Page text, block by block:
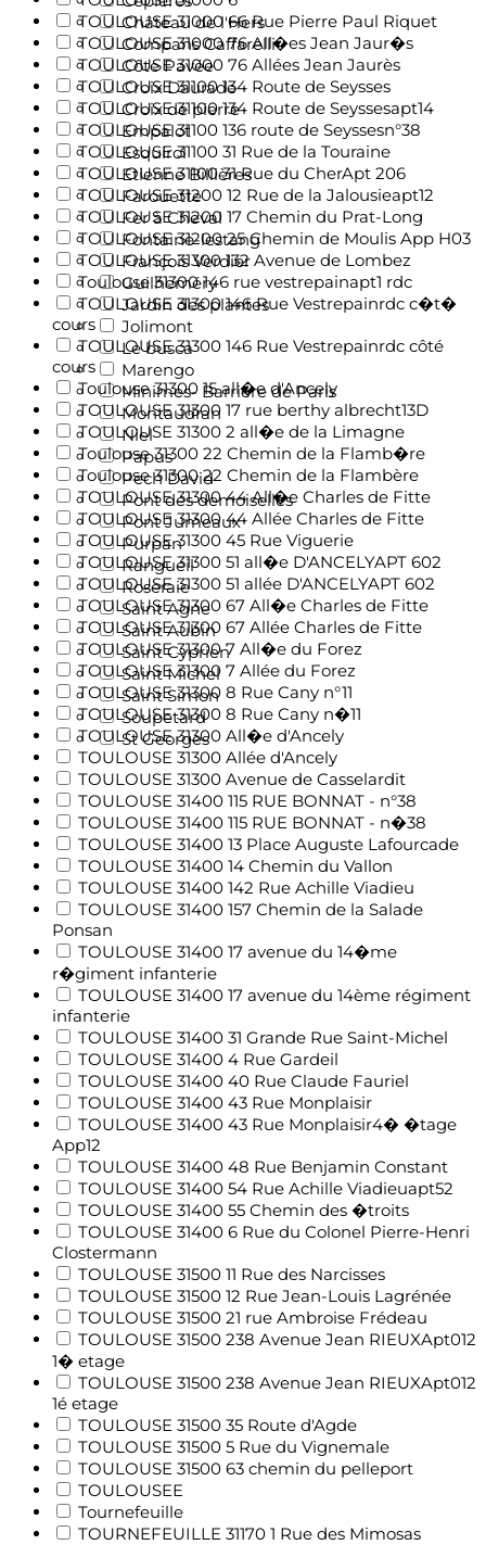
Château de l'Hers
Compans Caffarelli
Côte Pavée
Croix Daurade
Croix de pierre
Empalot
Esquirol
Etienne Billières
Farouette
Fer à Cheval
Fontaine-lestang
François Verdier
Guilheméry
Jardin des plantes
Jolimont
Le busca
Marengo
Minimes- Barrière de Paris
Montaudran
Niel
Papus
Pech David
Pont des demoiselles
Pont Jumeaux
Purpan
Rangueil
Roseraie
Saint Agne
Saint Aubin
Saint Cyprien
Saint Michel
Saint Simon
Soupetard
St Georges
TOULOUSE 31000 66 Rue Pierre Paul Riquet
TOULOUSE 31000 76 All�es Jean Jaur�s
TOULOUSE 31000 76 Allées Jean Jaurès
TOULOUSE 31100 134 Route de Seysses
TOULOUSE 31100 134 Route de Seyssesapt14
TOULOUSE 31100 136 route de Seyssesn°38
TOULOUSE 31100 31 Rue de la Touraine
TOULOUSE 31100 31 Rue du CherApt 206
TOULOUSE 31200 12 Rue de la Jalousieapt12
TOULOUSE 31200 17 Chemin du Prat-Long
TOULOUSE 31200 25 Chemin de Moulis App H03
TOULOUSE 31300 132 Avenue de Lombez
Toulouse 31300 146 rue vestrepainapt1 rdc
TOULOUSE 31300 146 Rue Vestrepainrdc c�t�
cours
TOULOUSE 31300 146 Rue Vestrepainrdc côté
cours
Toulouse 31300 15 all�e d'Ancely
TOULOUSE 31300 17 rue berthy albrecht13D
TOULOUSE 31300 2 all�e de la Limagne
Toulouse 31300 22 Chemin de la Flamb�re
Toulouse 31300 22 Chemin de la Flambère
TOULOUSE 31300 44 All�e Charles de Fitte
TOULOUSE 31300 44 Allée Charles de Fitte
TOULOUSE 31300 45 Rue Viguerie
TOULOUSE 31300 51 all�e D'ANCELYAPT 602
TOULOUSE 31300 51 allée D'ANCELYAPT 602
TOULOUSE 31300 67 All�e Charles de Fitte
TOULOUSE 31300 67 Allée Charles de Fitte
TOULOUSE 31300 7 All�e du Forez
TOULOUSE 31300 7 Allée du Forez
TOULOUSE 31300 8 Rue Cany n°11
TOULOUSE 31300 8 Rue Cany n�11
TOULOUSE 31300 All�e d'Ancely
TOULOUSE 31300 Allée d'Ancely
TOULOUSE 31300 Avenue de Casselardit
TOULOUSE 31400 115 RUE BONNAT - n°38
TOULOUSE 31400 115 RUE BONNAT - n�38
TOULOUSE 31400 13 Place Auguste Lafourcade
TOULOUSE 31400 14 Chemin du Vallon
TOULOUSE 31400 142 Rue Achille Viadieu
TOULOUSE 31400 157 Chemin de la Salade
Ponsan
TOULOUSE 31400 17 avenue du 14�me
r�giment infanterie
TOULOUSE 31400 17 avenue du 14ème régiment
infanterie
TOULOUSE 31400 31 Grande Rue Saint-Michel
TOULOUSE 31400 4 Rue Gardeil
TOULOUSE 31400 40 Rue Claude Fauriel
TOULOUSE 31400 43 Rue Monplaisir
TOULOUSE 31400 43 Rue Monplaisir4� �tage
App12
TOULOUSE 31400 48 Rue Benjamin Constant
TOULOUSE 31400 54 Rue Achille Viadieuapt52
TOULOUSE 31400 55 Chemin des �troits
TOULOUSE 31400 6 Rue du Colonel Pierre-Henri
Clostermann
TOULOUSE 31500 11 Rue des Narcisses
TOULOUSE 31500 12 Rue Jean-Louis Lagrénée
TOULOUSE 31500 21 rue Ambroise Frédeau
TOULOUSE 31500 238 Avenue Jean RIEUXApt012
1� etage
TOULOUSE 31500 238 Avenue Jean RIEUXApt012
1é etage
TOULOUSE 31500 35 Route d'Agde
TOULOUSE 31500 5 Rue du Vignemale
TOULOUSE 31500 63 chemin du pelleport
TOULOUSEE
Tournefeuille
TOURNEFEUILLE 31170 1 Rue des Mimosas